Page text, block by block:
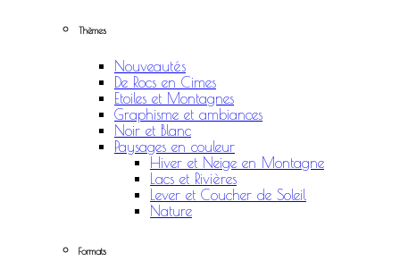
Thèmes
Nouveautés
De Rocs en Cimes
Etoiles et Montagnes
Graphisme et ambiances
Noir et Blanc
Paysages en couleur
Hiver et Neige en Montagne
Lacs et Rivières
Lever et Coucher de Soleil
Nature
Formats